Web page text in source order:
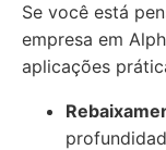
Se você está
empresa em
aplicações